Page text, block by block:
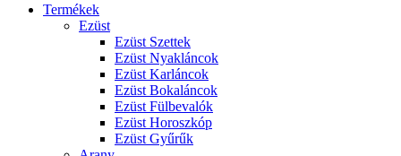
Termékek
Ezüst
Ezüst Szettek
Ezüst Nyakláncok
Ezüst Karláncok
Ezüst Bokaláncok
Ezüst Fülbevalók
Ezüst Horoszkóp
Ezüst Gyűrűk